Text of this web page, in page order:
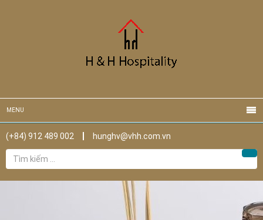
MENU
(+84) 912 489 002
hunghv@vhh.com.vn
Tìm
kiếm
cho: